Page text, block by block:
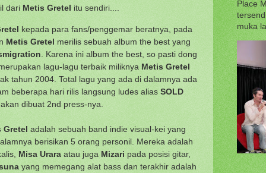
dari Metis Gretel itu sendiri....
kepada para fans/penggemar beratnya, pada
Metis Gretel merilis sebuah album the best yang
. Karena ini album the best, so pasti dong
lagu-lagu terbaik miliknya Metis Gretel
tahun 2004. Total lagu yang ada di dalamnya ada
beberapa hari rilis langsung ludes alias SOLD
dibuat 2nd press-nya.
Gretel adalah sebuah band indie visual-kei yang
berisikan 5 orang personil. Mereka adalah
Misa Urara atau juga Mizari pada posisi gitar,
yang memegang alat bass dan terakhir adalah
Place
muka